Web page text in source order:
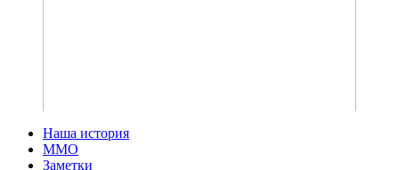
Наша история
ММО
Заметки